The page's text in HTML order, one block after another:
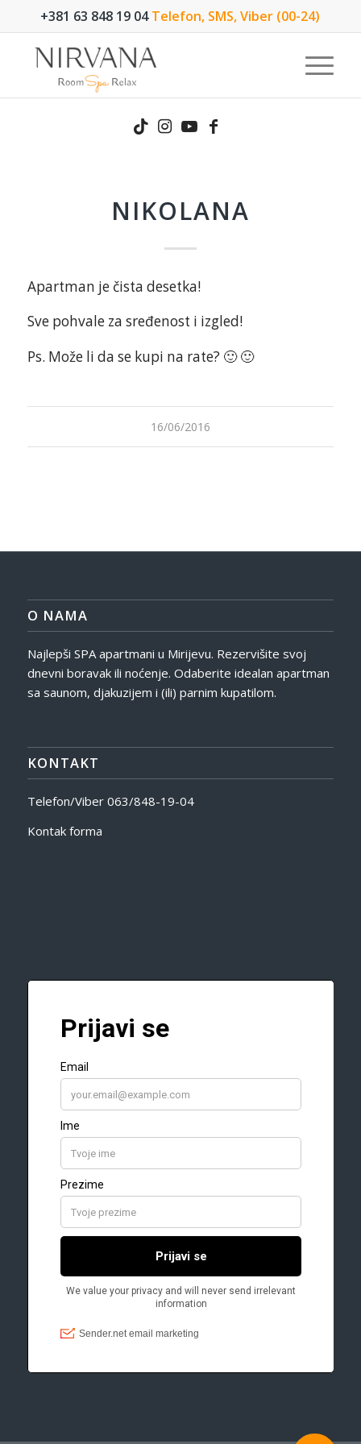
+381 63 848 19 04Telefon, SMS, Viber (00-24)
NIKOLANA
Apartman je čista desetka!
Sve pohvale za sređenost i izgled!
Ps. Može li da se kupi na rate? 🙂 🙂
16/06/2016
O NAMA
Najlepši SPA apartmani u Mirijevu. Rezervišite svoj
dnevni boravak ili noćenje. Odaberite idealan apartman
sa saunom, djakuzijem i (ili) parnim kupatilom.
KONTAKT
Telefon/Viber 063/848-19-04
Kontak forma